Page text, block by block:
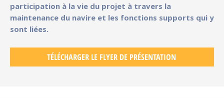
participation à la vie du projet à travers la
maintenance du navire et les fonctions supports qui y
sont liées.
TÉLÉCHARGER LE FLYER DE PRÉSENTATION